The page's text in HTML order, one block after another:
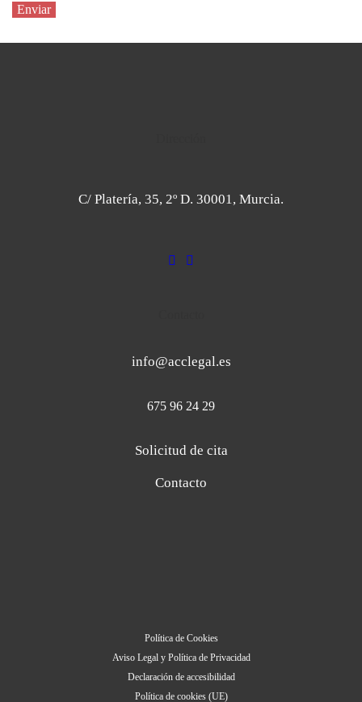
C/ Platería, 35, 2º D. 30001, Murcia.
info@acclegal.es
675 96 24 29
Solicitud de cita
Contacto
Política de Cookies
Aviso Legal y Política de Privacidad
Declaración de accesibilidad
Política de cookies (UE)